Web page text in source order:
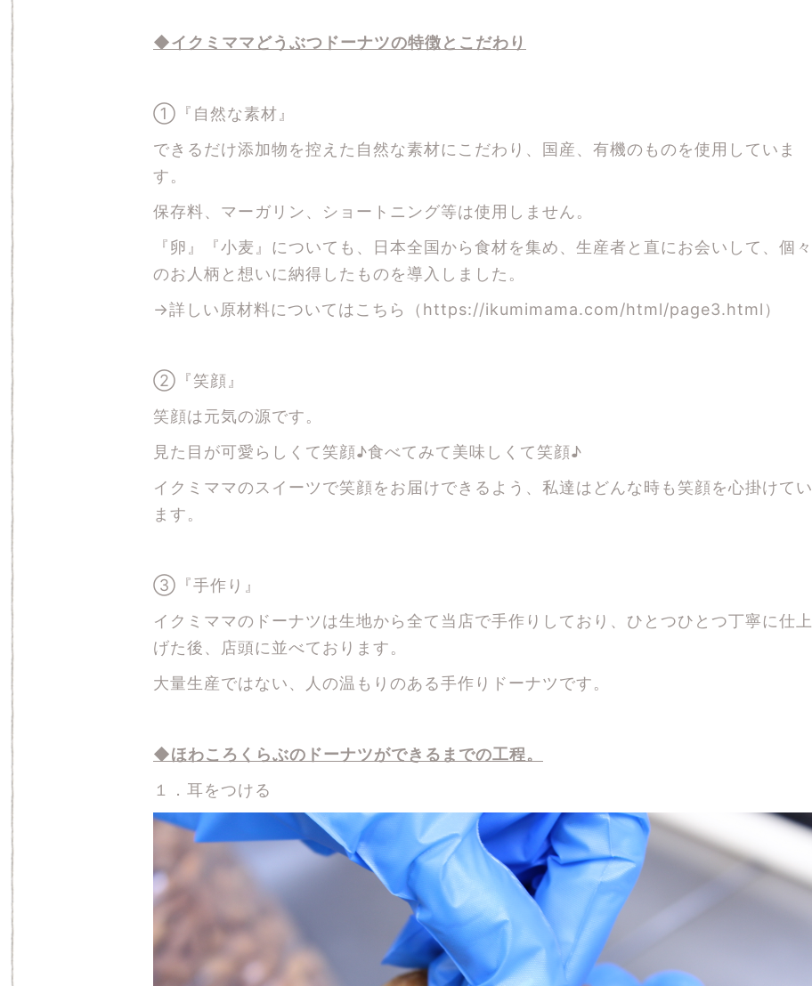
◆イクミママどうぶつドーナツの特徴とこだわり
①『自然な素材』
できるだけ添加物を控えた自然な素材にこだわり、国産、有機のものを使用していま
す。
保存料、マーガリン、ショートニング等は使用しません。
『卵』『小麦』についても、日本全国から食材を集め、生産者と直にお会いして、個々
のお人柄と想いに納得したものを導入しました。
→詳しい原材料についてはこちら（ https://ikumimama.com/html/page3.html ）
②『笑顔』
笑顔は元気の源です。
見た目が可愛らしくて笑顔♪食べてみて美味しくて笑顔♪
イクミママのスイーツで笑顔をお届けできるよう、私達はどんな時も笑顔を心掛けてい
ます。
③『手作り』
イクミママのドーナツは生地から全て当店で手作りしており、ひとつひとつ丁寧に仕上
げた後、店頭に並べております。
大量生産ではない、人の温もりのある手作りドーナツです。
◆ほわころくらぶのドーナツができるまでの工程。
１．耳をつける